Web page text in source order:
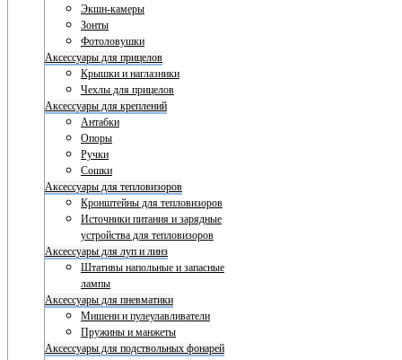
Экшн-камеры
Зонты
Фотоловушки
Аксессуары для прицелов
Крышки и наглазники
Чехлы для прицелов
Аксессуары для креплений
Антабки
Опоры
Ручки
Сошки
Аксессуары для тепловизоров
Кронштейны для тепловизоров
Источники питания и зарядные
устройства для тепловизоров
Аксессуары для луп и линз
Штативы напольные и запасные
лампы
Аксессуары для пневматики
Мишени и пулеулавливатели
Пружины и манжеты
Аксессуары для подствольных фонарей